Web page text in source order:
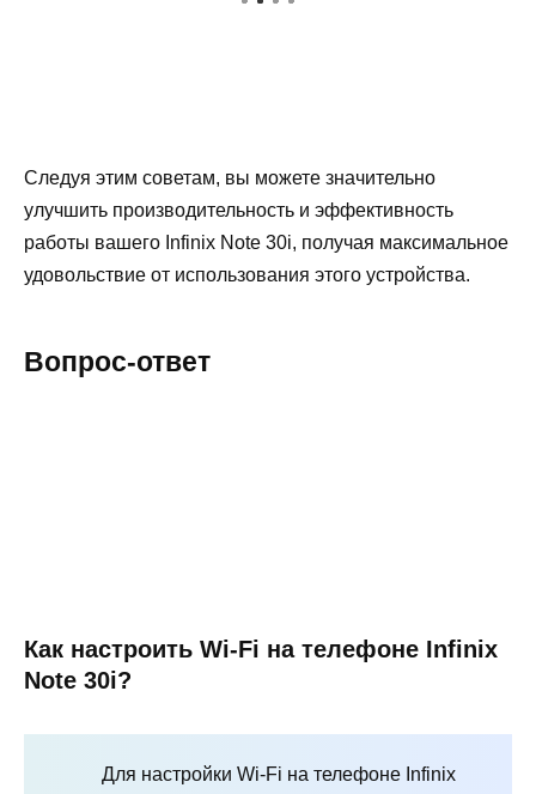
Следуя этим советам, вы можете значительно
улучшить производительность и эффективность
работы вашего Infinix Note 30i, получая максимальное
удовольствие от использования этого устройства.
Вопрос-ответ
Как настроить Wi-Fi на телефоне Infinix
Note 30i?
Для настройки Wi-Fi на телефоне Infinix